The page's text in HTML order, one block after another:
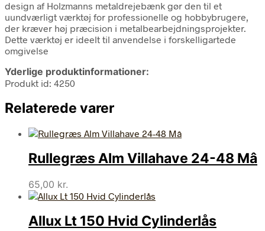
design af Holzmanns metaldrejebænk gør den til et
uundværligt værktøj for professionelle og hobbybrugere,
der kræver høj præcision i metalbearbejdningsprojekter.
Dette værktøj er ideelt til anvendelse i forskelligartede
omgivelse
Yderlige produktinformationer:
Produkt id: 4250
Relaterede varer
Rullegræs Alm Villahave 24-48 Mâ
65,00 kr.
Allux Lt 150 Hvid Cylinderlås